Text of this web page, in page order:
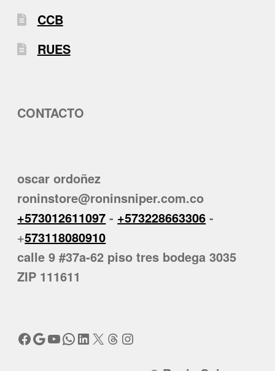
CCB
RUES
CONTACTO
oscar ordoñez
roninstore@roninsniper.com.co
+573012611097 - +573228663306 -
+573118080910
calle 9 #37a-62 piso tres bodega 3035
ZIP 111611
Facebook
Google
YouTube
WhatsApp
LinkedIn
X Threads
Instagram